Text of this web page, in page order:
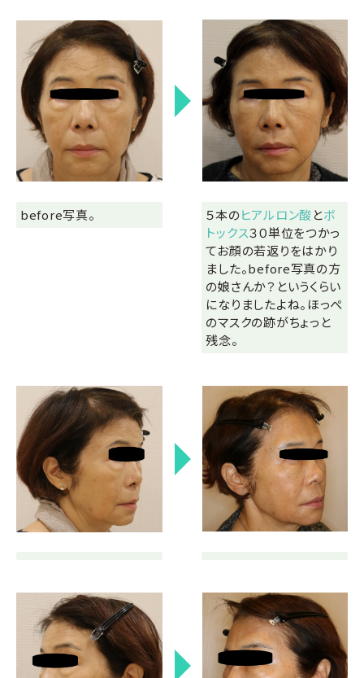
before写真。 ５本のヒアルロン酸とボ
トックス３０単位をつかっ
てお顔の若返りをはかり
ました。before写真の方
の娘さんか？というくらい
になりましたよね。ほっぺ
のマスクの跡がちょっと
残念。